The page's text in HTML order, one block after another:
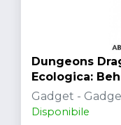
Dungeons
Ecologica:
Gadget -
Disponibile